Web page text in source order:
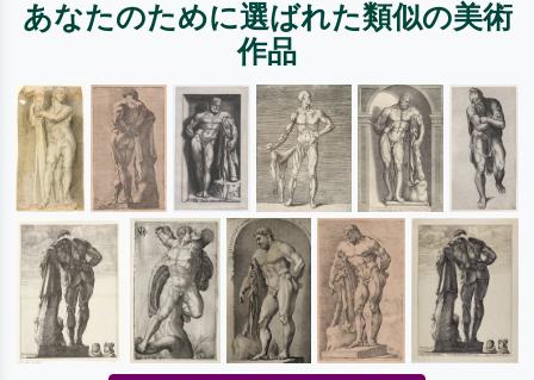
あなたのために選ばれた類似の美術
作品